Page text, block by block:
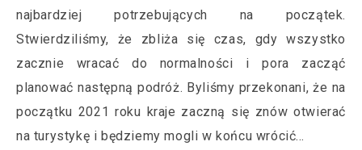
najbardziej potrzebujących na początek.
Stwierdziliśmy, że zbliża się czas, gdy wszystko
zacznie wracać do normalności i pora zacząć
planować następną podróż. Byliśmy przekonani, że na
początku 2021 roku kraje zaczną się znów otwierać
na turystykę i będziemy mogli w końcu wrócić…